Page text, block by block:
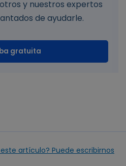
y nuestros expertos
de ayudarle.
gratuita
artículo? Puede escribirnos